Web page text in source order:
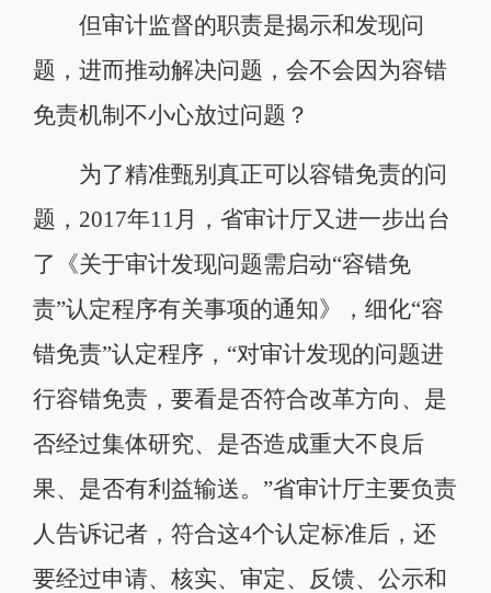
但审计监督的职责是揭示和发现问
题，进而推动解决问题，会不会因为容错
免责机制不小心放过问题？
为了精准甄别真正可以容错免责的问
题，2017年11月，省审计厅又进一步出台
了《关于审计发现问题需启动“容错免
责”认定程序有关事项的通知》，细化“容
错免责”认定程序，“对审计发现的问题进
行容错免责，要看是否符合改革方向、是
否经过集体研究、是否造成重大不良后
果、是否有利益输送。”省审计厅主要负责
人告诉记者，符合这4个认定标准后，还
要经过申请、核实、审定、反馈、公示和